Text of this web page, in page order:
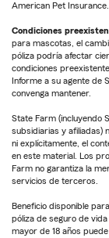
American Pet Insurance.
Condiciones
para mascotas, el
póliza podría afectar
condiciones
Informe a su agente de
convenga mantener.
State Farm (incluyendo
subsidiarias y afiliadas)
ni explícitamente, el
en este material. Los
Farm no garantiza la
servicios de terceros.
Beneficio disponible
póliza de seguro de
mayor de 18 años